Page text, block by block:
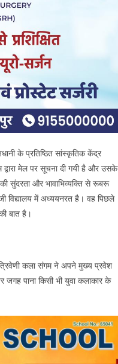
के प्रतिष्ठित सांस्कृतिक केंद्र
मेल पर सूचना दी गयी है और उसके
सुंदरता और भावाभिव्यक्ति से रूबरू
विद्यालय में अध्ययनरत है। वह पिछले
बात है।
कला संगम ने अपने मुख्य प्रवेश
जगह पाना किसी भी युवा कलाकार के